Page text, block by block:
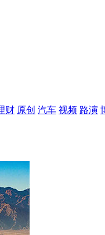
财 原创 汽车 视频 路演